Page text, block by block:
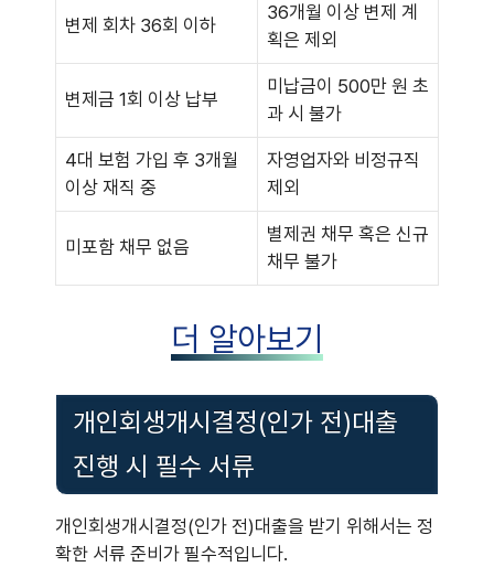
변제 회차 36회 이하
36개월 이상 변제 계
획은 제외
변제금 1회 이상 납부
미납금이 500만 원 초
과 시 불가
4대 보험 가입 후 3개월
이상 재직 중
자영업자와 비정규직
제외
미포함 채무 없음
별제권 채무 혹은 신규
채무 불가
더 알아보기
개인회생개시결정(인가 전)대출
진행 시 필수 서류
개인회생개시결정(인가 전)대출을 받기 위해서는 정
확한 서류 준비가 필수적입니다.